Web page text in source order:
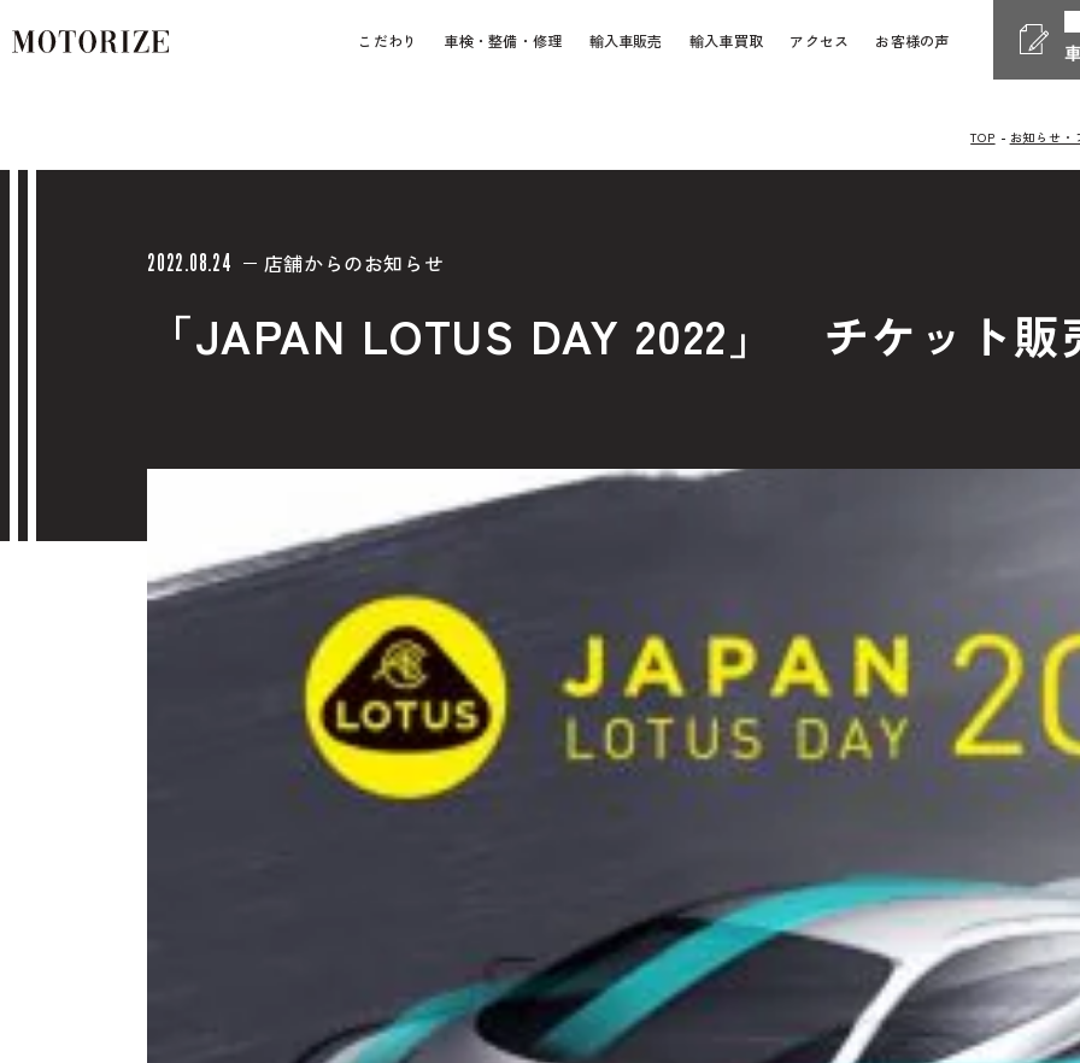
こだわり 車検・整備・修理 輸入車販売 輸入車買取 アクセス お客様の声
Phone 電話受付時間 10:00 -
Contact Form 24時間受付対応の お問い合
お問い合わせフォームにて、オンラインでのご連絡をご希望
Contact
TOP お知らせ・
2022.08.24 店舗からのお知らせ
「JAPAN LOTUS DAY 2022」 チケット